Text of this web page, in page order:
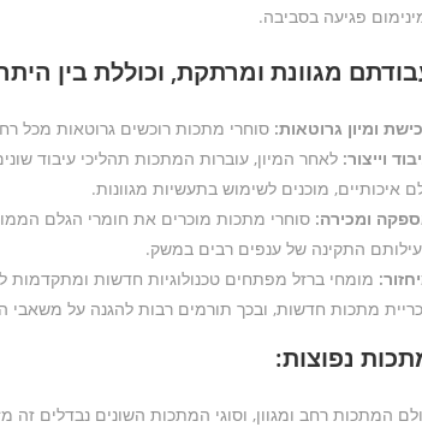
פגיעה בסביבה.
מגוונת ומרתקת, וכוללת בין
ומיון גרוטאות: סוחרי מתכות רוכשים גרוטאות מכל
וייצור: לאחר המיון, עוברות המתכות תהליכי עיבוד
איכותיים, מוכנים לשימוש בתעשיות מגוונות.
ומכירה: סוחרי מתכות מוכרים את חומרי הגלם
התקינה של ענפים רבים במשק.
מומחי ברזל מפתחים טכנולוגיות חדשות ומתקדמות
מתכות חדשות, ובכך תורמים רבות להגנה על משאבי
נפוצות:
המתכות רחב ומגוון, וסוגי המתכות השונים נבדלים